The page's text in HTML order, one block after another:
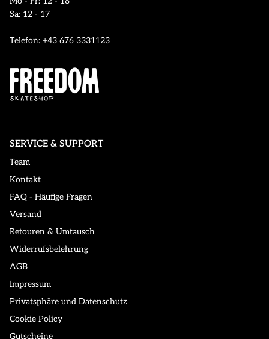
Sa: 12 - 17
Telefon: +43 676 3331123
SERVICE & SUPPORT
Team
Kontakt
FAQ - Häufige Fragen
Versand
Retouren & Umtausch
Widerrufsbelehrung
AGB
Impressum
Privatsphäre und Datenschutz
Cookie Policy
Gutscheine